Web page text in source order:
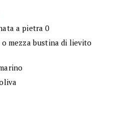
a pietra 0
mezza bustina di lievito